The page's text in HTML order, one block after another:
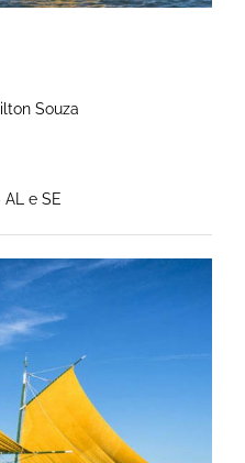
Souza
AL e SE